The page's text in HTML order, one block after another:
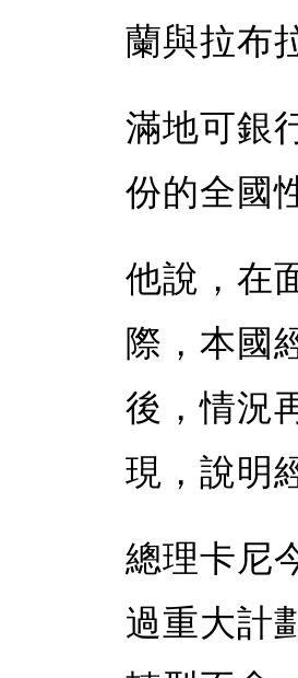
蘭與拉布
滿地可銀
份的全國
他說，在
際，本國
後，情況
現，說明
總理卡尼
過重大計